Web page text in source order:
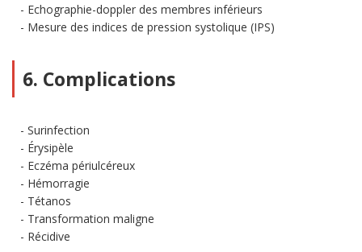
Echographie-doppler des membres inférieurs
Mesure des indices de pression systolique (IPS)
6. Complications
Surinfection
Érysipèle
Eczéma périulcéreux
Hémorragie
Tétanos
Transformation maligne
Récidive